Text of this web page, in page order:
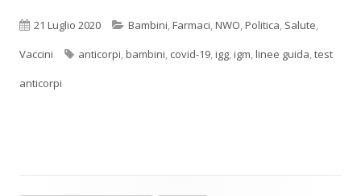
Pubblicato
21 Luglio 2020 Categorie
Bambini,Farmaci,NWO,Politica, Salute,
Vaccini
Tag
anticorpi,bambini, covid-19,igg,igm,linee guida,test
anticorpi